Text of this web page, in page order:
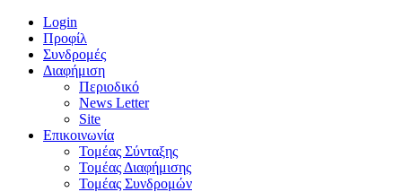
Login
Προφίλ
Συνδρομές
Διαφήμιση
Περιοδικό
News Letter
Site
Επικοινωνία
Τομέας Σύνταξης
Τομέας Διαφήμισης
Τομέας Συνδρομών